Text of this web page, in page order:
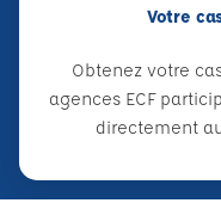
Votre
Obtenez votre
agences ECF
directement